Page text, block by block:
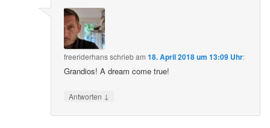
freeriderhansschriebam18. April 2018 um 13:09 Uhr:
Grandios! A dream come true!
Antworten ↓